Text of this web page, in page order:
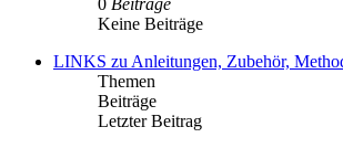
0 Beiträge
Keine Beiträge
LINKS zu Anleitungen, Zubehör,
Themen
Beiträge
Letzter Beitrag